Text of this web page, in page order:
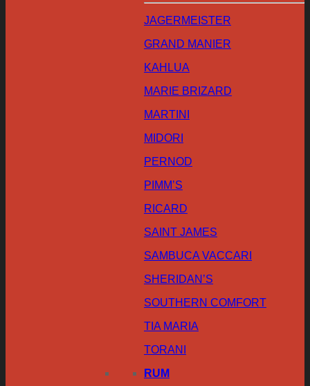
JAGERMEISTER
GRAND MANIER
KAHLUA
MARIE BRIZARD
MARTINI
MIDORI
PERNOD
PIMM’S
RICARD
SAINT JAMES
SAMBUCA VACCARI
SHERIDAN’S
SOUTHERN COMFORT
TIA MARIA
TORANI
RUM